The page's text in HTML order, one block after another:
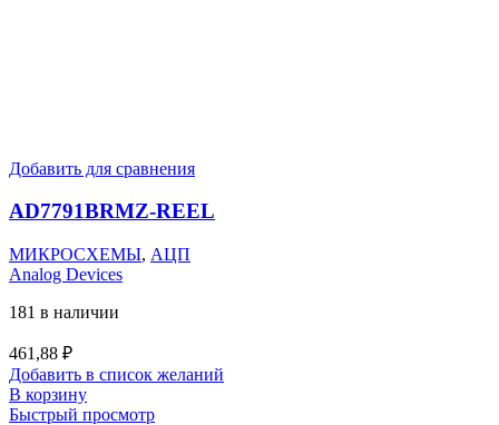
Добавить для сравнения
AD7791BRMZ-REEL
МИКРОСХЕМЫ, АЦП
Analog Devices
181 в наличии
461,88 ₽
Добавить в список желаний
В корзину
Быстрый просмотр